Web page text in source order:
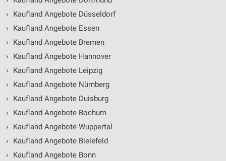
›
Kaufland Angebote Düsseldorf
›
Kaufland Angebote Essen
›
Kaufland Angebote Bremen
›
Kaufland Angebote Hannover
›
Kaufland Angebote Leipzig
›
Kaufland Angebote Nürnberg
›
Kaufland Angebote Duisburg
›
Kaufland Angebote Bochum
›
Kaufland Angebote Wuppertal
›
Kaufland Angebote Bielefeld
›
Kaufland Angebote Bonn